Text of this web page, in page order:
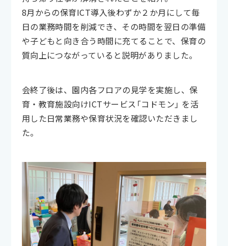
8月からの保育ICT導入後わずか２か月にして毎
日の業務時間を削減でき、その時間を翌日の準備
や子どもと向き合う時間に充てることで、保育の
質向上につながっていると説明がありました。
会終了後は、園内各フロアの見学を実施し、保
育・教育施設向けICTサービス「コドモン」 を活
用した日常業務や保育状況を確認いただきまし
た。